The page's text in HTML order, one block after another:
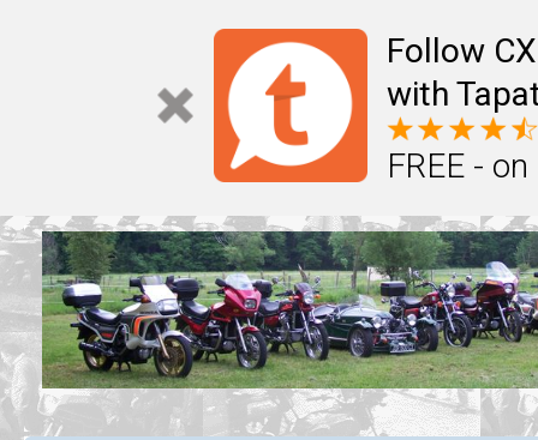
Follow
with
FREE -